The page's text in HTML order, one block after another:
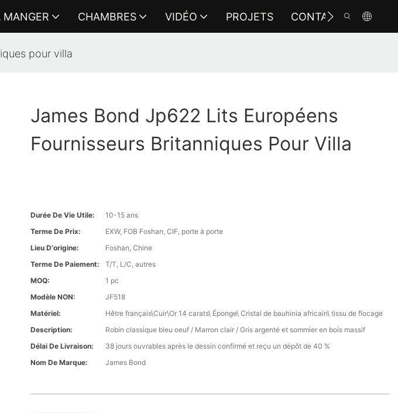
MANGER CHAMBRES VIDÉO PROJETS CONTACTEZ-NOUS
pour villa
James Bond Jp622 Lits Européens
Fournisseurs Britanniques Pour Villa
Durée De Vie Utile:
10-15 ans
Terme De Prix:
EXW, FOB Foshan, CIF, porte à porte
Lieu D'origine:
Foshan, Chine
Terme De Paiement:
T/T, L/C, autres
MOQ:
1 pc
Modèle NON:
JF518
Matériel:
Hêtre français\Cuir\Or 14 carats\ Éponge\ Cristal de bauhinia africain\ tissu de flocage
Description:
Robin classique bleu oeuf / Marron clair / Gris argenté et sommier en bois massif
Délai De Livraison:
38 jours ouvrables après le dessin confirmé et reçu un dépôt de 40 %
Nom De Marque:
James Bond